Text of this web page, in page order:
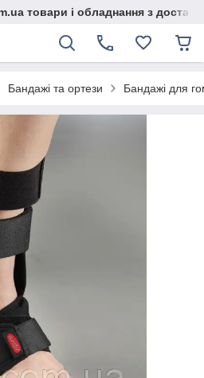
товари і обладнання з
Бандажі та ортези Бандажі для